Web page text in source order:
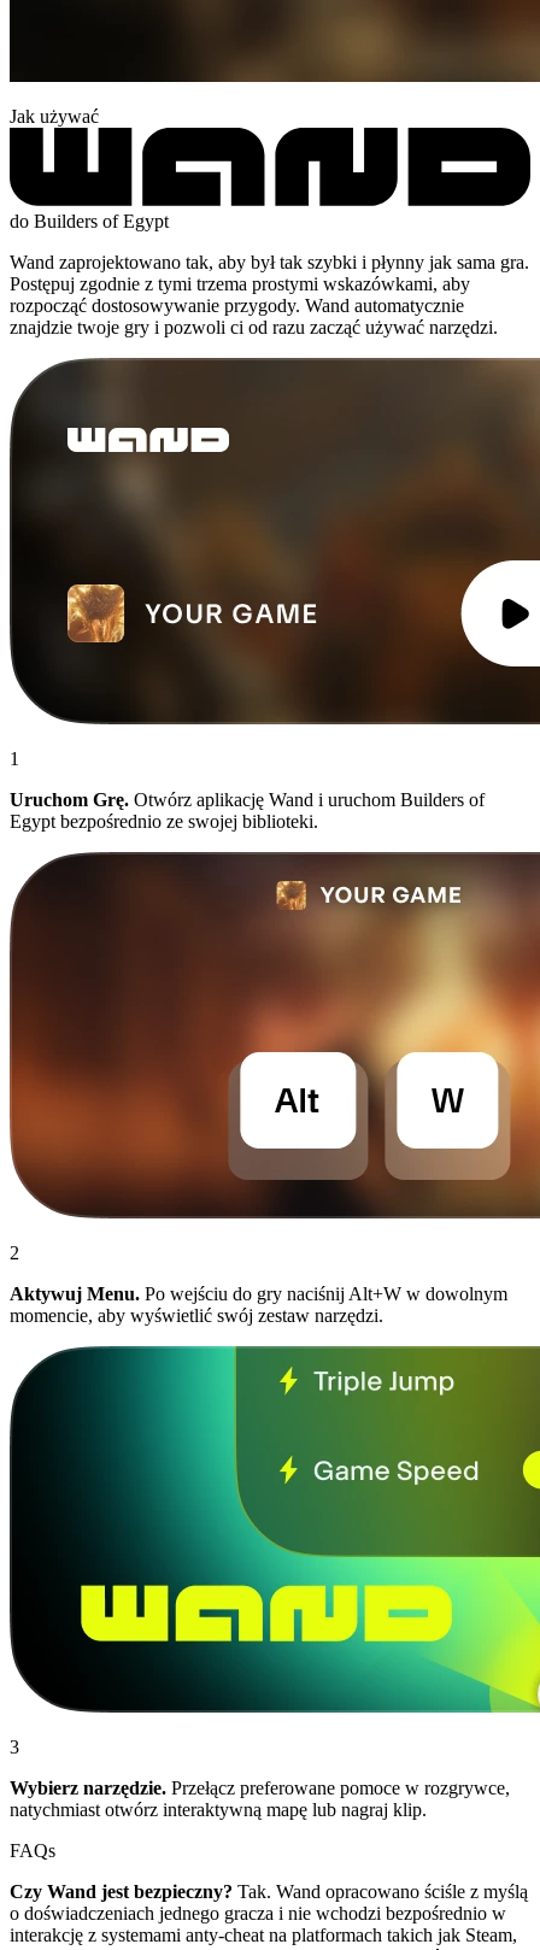
Jak używać
do Builders of Egypt
Wand zaprojektowano tak, aby był tak szybki i płynny jak sama gra.
Postępuj zgodnie z tymi trzema prostymi wskazówkami, aby
rozpocząć dostosowywanie przygody. Wand automatycznie
znajdzie twoje gry i pozwoli ci od razu zacząć używać narzędzi.
1
Uruchom Grę. Otwórz aplikację Wand i uruchom Builders of
Egypt bezpośrednio ze swojej biblioteki.
2
Aktywuj Menu. Po wejściu do gry naciśnij Alt+W w dowolnym
momencie, aby wyświetlić swój zestaw narzędzi.
3
Wybierz narzędzie. Przełącz preferowane pomoce w rozgrywce,
natychmiast otwórz interaktywną mapę lub nagraj klip.
FAQs
Czy Wand jest bezpieczny? Tak. Wand opracowano ściśle z myślą
o doświadczeniach jednego gracza i nie wchodzi bezpośrednio w
interakcję z systemami anty-cheat na platformach takich jak Steam,